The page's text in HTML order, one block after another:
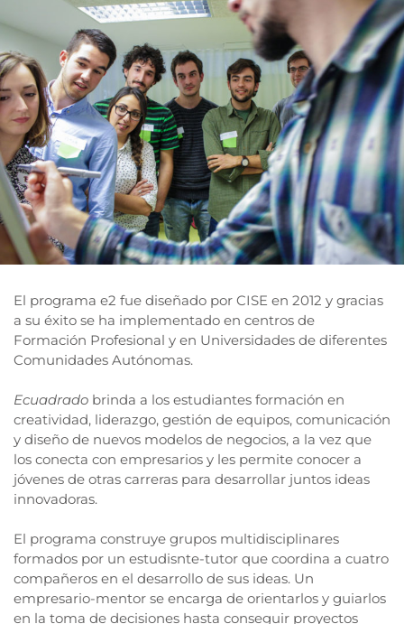
El programa e2 fue diseñado por CISE en 2012 y gracias
a su éxito se ha implementado en centros de
Formación Profesional y en Universidades de diferentes
Comunidades Autónomas.
Ecuadrado brinda a los estudiantes formación en
creatividad, liderazgo, gestión de equipos, comunicación
y diseño de nuevos modelos de negocios, a la vez que
los conecta con empresarios y les permite conocer a
jóvenes de otras carreras para desarrollar juntos ideas
innovadoras.
El programa construye grupos multidisciplinares
formados por un estudisnte-tutor que coordina a cuatro
compañeros en el desarrollo de sus ideas. Un
empresario-mentor se encarga de orientarlos y guiarlos
en la toma de decisiones hasta conseguir proyectos